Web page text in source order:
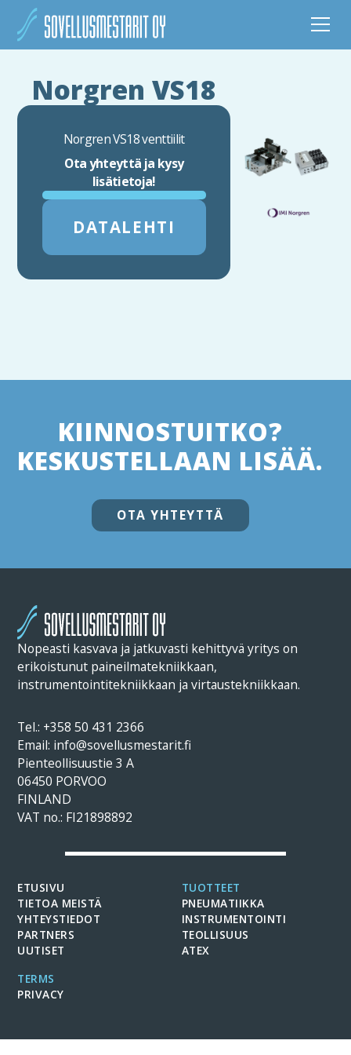
Norgren VS18
Norgren VS18 venttiilit
Ota yhteyttä ja kysy
lisätietoja!
DATALEHTI
KIINNOSTUITKO?
KESKUSTELLAAN LISÄÄ.
OTA YHTEYTTÄ
Nopeasti kasvava ja jatkuvasti kehittyvä yritys on
erikoistunut paineilmatekniikkaan,
instrumentointitekniikkaan ja virtaustekniikkaan.
Tel.: +358 50 431 2366
Email: info@sovellusmestarit.fi
Pienteollisuustie 3 A
06450 PORVOO
FINLAND
VAT no.: FI21898892
ETUSIVU
TIETOA MEISTÄ
YHTEYSTIEDOT
PARTNERS
UUTISET
TUOTTEET
PNEUMATIIKKA
INSTRUMENTOINTI
TEOLLISUUS
ATEX
TERMS
PRIVACY